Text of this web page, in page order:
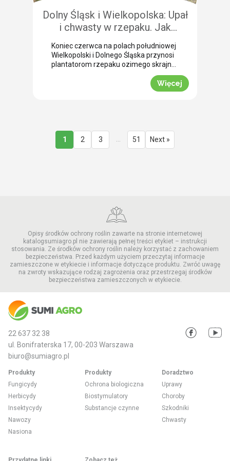
Dolny Śląsk i Wielkopolska: Upał
i chwasty w rzepaku. Jak
uratować plon przed samym
wjazdem kombajnu?
Koniec czerwca na polach południowej
Wielkopolski i Dolnego Śląska przynosi
plantatorom rzepaku ozimego skrajne
emocje (BBCH 80-83). Ostatnie opady
deszczu poprawiły ogólną kondycję
roślin. Jednak wywołały jednocześnie
Jak informuje nasz ekspert Mariusz
Staniek, skuteczna desykacja rzepaku
przed zbiorem oraz wcześniejsza
Więcej
1 2 3 51 Next »
Opisy środków ochrony roślin zawarte na stronie internetowej
katalogsumiagro.pl nie zawierają pełnej treści etykiet – instrukcji
stosowania. Ze środków ochrony roślin należy korzystać z zachowaniem
bezpieczeństwa. Przed każdym użyciem przeczytaj informacje
zamieszczone w etykiecie i informacje dotyczące produktu. Zwróć uwagę
na zwroty wskazujące rodzaj zagrożenia oraz przestrzegaj środków
bezpieczeństwa zamieszczonych w etykiecie.
22 637 32 38
ul. Bonifraterska 17, 00-203 Warszawa
biuro@sumiagro.pl
Produkty
Fungicydy
Herbicydy
Insektycydy
Nawozy
Nasiona
Produkty
Ochrona biologiczna
Biostymulatory
Substancje czynne
Doradztwo
Uprawy
Choroby
Szkodniki
Chwasty